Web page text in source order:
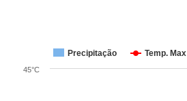
Precipitação Temp. Max
45°C